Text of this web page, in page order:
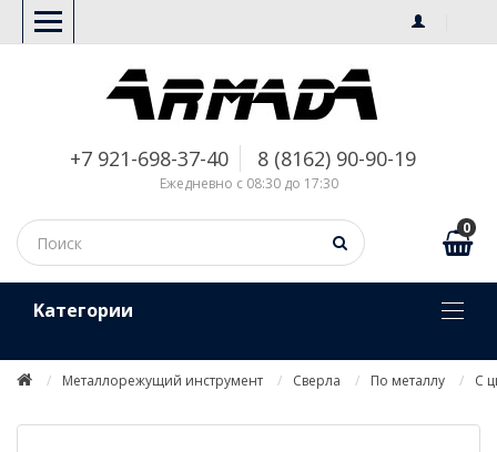
+7 921-698-37-40 8 (8162) 90-90-19
Ежедневно с 08:30 до 17:30
0
Kатегории
Металлорежущий инструмент Сверла По металлу С